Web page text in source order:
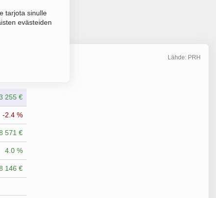
tarjota sinulle
evästeiden
Lähde: PRH
255 €
-2.4 %
571 €
4.0 %
146 €